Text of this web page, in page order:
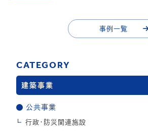
事例一覧
事例一覧
CATEGORY
建築事業
公共事業
行政・防災関連施設